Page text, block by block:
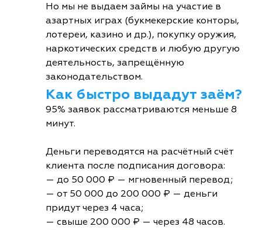
Но мы не выдаем займы на участие в
азартных играх (букмекерские конторы,
лотереи, казино и др.), покупку оружия,
наркотических средств и любую другую
деятельность, запрещённую
законодательством.
Как быстро выдадут заём?
95% заявок рассматриваются меньше 8
минут.
Деньги переводятся на расчётный счёт
клиента после подписания договора:
— до 50 000 ₽ — мгновенный перевод;
— от 50 000 до 200 000 ₽ — деньги
придут через 4 часа;
— свыше 200 000 ₽ — через 48 часов.